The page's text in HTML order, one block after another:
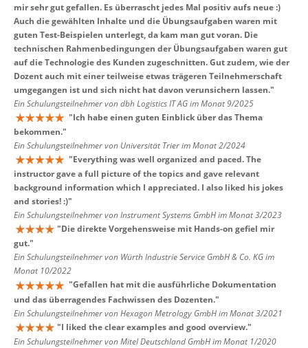
mir sehr gut gefallen. Es überrascht jedes Mal positiv aufs neue :)
Auch die gewählten Inhalte und die Übungsaufgaben waren mit
guten Test-Beispielen unterlegt, da kam man gut voran. Die
technischen Rahmenbedingungen der Übungsaufgaben waren gut
auf die Technologie des Kunden zugeschnitten. Gut zudem, wie der
Dozent auch mit einer teilweise etwas trägeren Teilnehmerschaft
umgegangen ist und sich nicht hat davon verunsichern lassen."
Ein Schulungsteilnehmer von dbh Logistics IT AG im Monat 9/2025
"Ich habe einen guten Einblick über das Thema
bekommen."
Ein Schulungsteilnehmer von Universität Trier im Monat 2/2024
"Everything was well organized and paced. The
instructor gave a full picture of the topics and gave relevant
background information which I appreciated. I also liked his jokes
and stories! :)"
Ein Schulungsteilnehmer von Instrument Systems GmbH im Monat 3/2023
"Die direkte Vorgehensweise mit Hands-on gefiel mir
gut."
Ein Schulungsteilnehmer von Würth Industrie Service GmbH & Co. KG im
Monat 10/2022
"Gefallen hat mit die ausführliche Dokumentation
und das überragendes Fachwissen des Dozenten."
Ein Schulungsteilnehmer von Hexagon Metrology GmbH im Monat 3/2021
"I liked the clear examples and good overview."
Ein Schulungsteilnehmer von Mitel Deutschland GmbH im Monat 1/2020